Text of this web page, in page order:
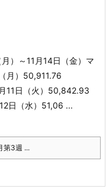
）～11月14日（金） マ
月）50,911.76
11日（火）50,842.93
日（水）51,06 ...
第3週 ...